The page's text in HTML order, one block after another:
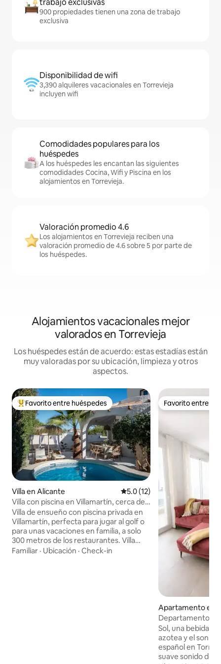
trabajo exclusivas
900 propiedades tienen una zona de trabajo
exclusiva
Disponibilidad de wifi
3,390 alquileres vacacionales en Torrevieja
incluyen wifi
Comodidades populares para los
huéspedes
A los huéspedes les encantan las siguientes
comodidades Cocina, Wifi y Piscina en los
alojamientos en Torrevieja.
Valoración promedio 4.6
Los alojamientos en Torrevieja reciben una
valoración promedio de 4.6 sobre 5 por parte de
los huéspedes.
Alojamientos vacacionales mejor
valorados en Torrevieja
Los huéspedes están de acuerdo: estas estadías están
muy valoradas por su ubicación, limpieza y otros
aspectos.
Favorito entre huéspedes preferido
Favorito entre huéspedes
Villa en Alicante Calificación promedio: 5.0 de
5.0 (12)
Villa con piscina en Villamartín, cerca de
campos de golf y de La Zenia
Villa de ensueño con piscina privada en
Villamartín, perfecta para jugar al golf o
para unas vacaciones en familia, a solo
300 metros de los restaurantes. Villa
independiente en una calle tranquila.
Familiar · Ubicación · Check-in
Favorito entre
Favorito entre
Apartamento en
Departamento
3 habitaciones, 2
acondicionado y
Sol, una bebida
azotea y el
español en
suave sonido del